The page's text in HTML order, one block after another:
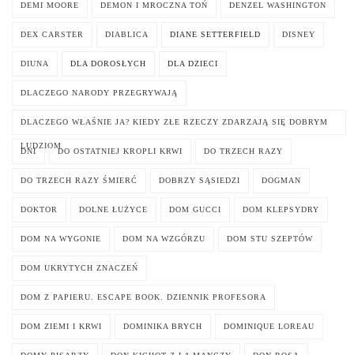
DEMI MOORE DEMON I MROCZNA TOŃ DENZEL WASHINGTON
DEX CARSTER DIABLICA DIANE SETTERFIELD DISNEY
DIUNA DLA DOROSŁYCH DLA DZIECI
DLACZEGO NARODY PRZEGRYWAJĄ
DLACZEGO WŁAŚNIE JA? KIEDY ZŁE RZECZY ZDARZAJĄ SIĘ DOBRYM
LUDZIOM
DNI DO OSTATNIEJ KROPLI KRWI DO TRZECH RAZY
DO TRZECH RAZY ŚMIERĆ DOBRZY SĄSIEDZI DOGMAN
DOKTOR DOLNE ŁUŻYCE DOM GUCCI DOM KLEPSYDRY
DOM NA WYGONIE DOM NA WZGÓRZU DOM STU SZEPTÓW
DOM UKRYTYCH ZNACZEŃ
DOM Z PAPIERU. ESCAPE BOOK. DZIENNIK PROFESORA
DOM ZIEMI I KRWI DOMINIKA BRYCH DOMINIQUE LOREAU